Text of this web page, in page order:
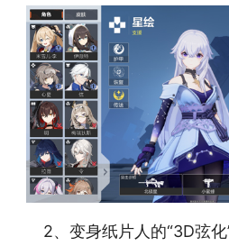
2、变身纸片人的“3D弦